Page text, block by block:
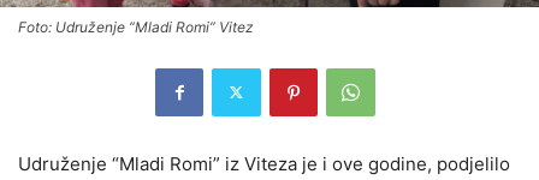
Foto: Udruženje “Mladi Romi” Vitez
Udruženje “Mladi Romi” iz Viteza je i ove godine, podjelilo